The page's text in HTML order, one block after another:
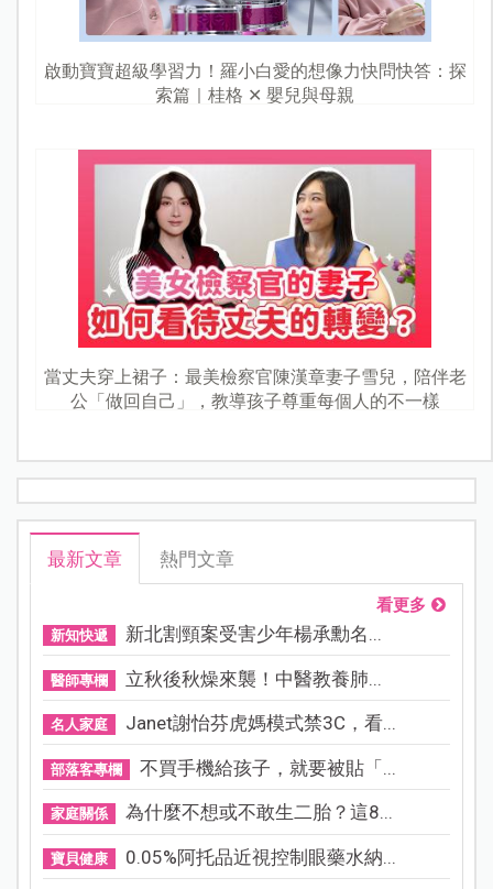
啟動寶寶超級學習力！羅小白愛的想像力快問快答：探
索篇｜桂格 ✕ 嬰兒與母親
當丈夫穿上裙子：最美檢察官陳漢章妻子雪兒，陪伴老
公「做回自己」，教導孩子尊重每個人的不一樣
最新文章 熱門文章
看更多
新知快遞 新北割頸案受害少年楊承勳名...
醫師專欄 立秋後秋燥來襲！中醫教養肺...
名人家庭 Janet謝怡芬虎媽模式禁3C，看...
部落客專欄 不買手機給孩子，就要被貼「...
家庭關係 為什麼不想或不敢生二胎？這8...
寶貝健康 0.05%阿托品近視控制眼藥水納...